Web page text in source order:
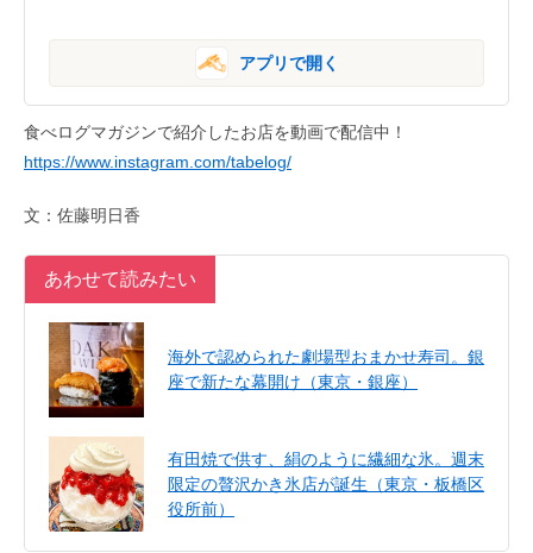
アプリで開く
食べログマガジンで紹介したお店を動画で配信中！
https://www.instagram.com/tabelog/
文：佐藤明日香
あわせて読みたい
海外で認められた劇場型おまかせ寿司。銀
座で新たな幕開け（東京・銀座）
有田焼で供す、絹のように繊細な氷。週末
限定の贅沢かき氷店が誕生（東京・板橋区
役所前）